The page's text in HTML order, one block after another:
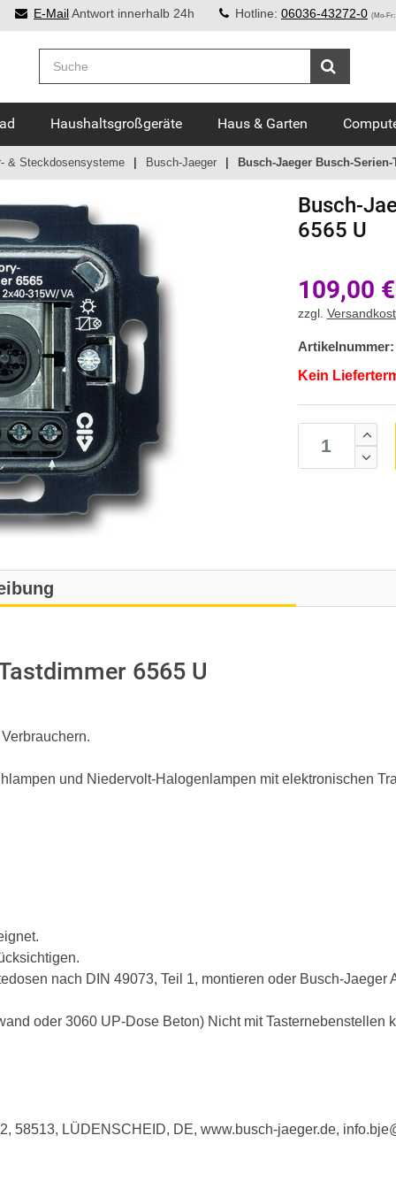
E-MailAntwort innerhalb 24h Hotline: 06036-43272-0 (Mo-Fr:
Haushaltsgroßgeräte Haus & Garten
& Steckdosensysteme Busch-Jaeger Busch-Jaeger Busch-Serien-
Busch-
6565 U
109,00 €
zzgl.
Artikelnummer:
Kein
6565 U
und Niedervolt-Halogenlampen mit elektronischen
nach DIN 49073, Teil 1, montieren oder Busch-Jaeger
oder 3060 UP-Dose Beton) Nicht mit Tasternebenstellen
58513, LÜDENSCHEID, DE, www.busch-jaeger.de,